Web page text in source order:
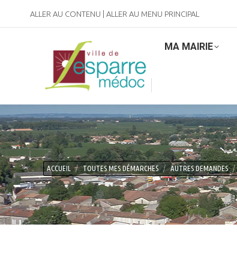
ALLER AU CONTENU ALLER AU MENU PRINCIPAL
MA MAIRIE
Vous êtes ici :
ACCUEIL TOUTES MES DÉMARCHES AUTRES DEMANDES